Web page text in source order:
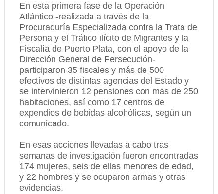
En esta primera fase de la Operación
Atlántico -realizada a través de la
Procuraduría Especializada contra la Trata de
Persona y el Tráfico ilícito de Migrantes y la
Fiscalía de Puerto Plata, con el apoyo de la
Dirección General de Persecución-
participaron 35 fiscales y más de 500
efectivos de distintas agencias del Estado y
se intervinieron 12 pensiones con más de 250
habitaciones, así como 17 centros de
expendios de bebidas alcohólicas, según un
comunicado.
En esas acciones llevadas a cabo tras
semanas de investigación fueron encontradas
174 mujeres, seis de ellas menores de edad,
y 22 hombres y se ocuparon armas y otras
evidencias.